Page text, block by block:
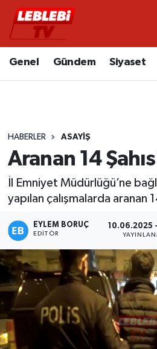
Genel Gündem Siyaset
HABERLER ASAYIŞ
Aranan 14
İl Emniyet Müdürlüğü’ne
yapılan çalışmalarda aranan
EYLEM BORUÇ
EDITÖR
10.06.2025
Hava Durumu
Süper Lig Puan Durumu ve
Tüm Manşetler
Son Dakika Haberleri
Haber Arşivi